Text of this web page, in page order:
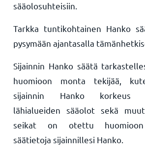
sääolosuhteisiin.
Tarkka tuntikohtainen Hanko
pysymään ajantasalla
Sijainnin Hanko säätä
huomioon monta tekijää,
sijainnin Hanko korkeus
lähialueiden sääolot sekä
seikat on otettu huomioon
säätietoja sijainnillesi Hanko.